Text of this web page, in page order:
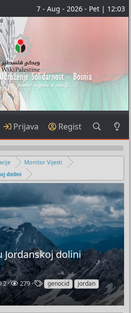
7 - Aug - 2026 - Pet | 12:03
Prijava Regist
Monitor Vijesti
dolini
Jordanskoj dolini
O
d
g
2
P
r
e
279
O
z
n
genocid
jordan